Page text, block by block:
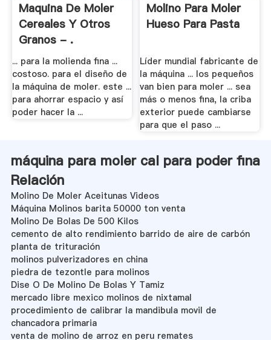
Maquina De Moler
Cereales Y Otros
Granos - .
... para la molienda fina ...
costoso. para el diseño de
la máquina de moler. este ...
para ahorrar espacio y así
poder hacer la ...
Molino Para Moler
Hueso Para Pasta
Líder mundial fabricante de
la máquina ... los pequeños
van bien para moler ... sea
más o menos fina, la criba
exterior puede cambiarse
para que el paso ...
máquina para moler cal para poder fina
Relación
Molino De Moler Aceitunas Videos
Máquina Molinos barita 50000 ton venta
Molino De Bolas De 500 Kilos
cemento de alto rendimiento barrido de aire de carbón
planta de trituración
molinos pulverizadores en china
piedra de tezontle para molinos
Dise O De Molino De Bolas Y Tamiz
mercado libre mexico molinos de nixtamal
procedimiento de calibrar la mandibula movil de
chancadora primaria
venta de molino de arroz en peru remates